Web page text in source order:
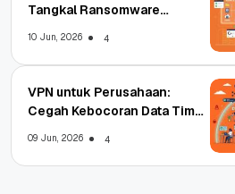
Tangkal Ransomware
10 Jun, 2026 4
VPN untuk Perusahaan:
Cegah Kebocoran Data Tim
09 Jun, 2026 4